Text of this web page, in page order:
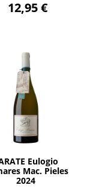
12,95 €
Eulogio
Mac. Pieles
2024